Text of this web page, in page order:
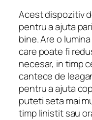
Acest dispozitiv
pentru a ajuta
bine. Are o
care poate fi
necesar, in timp
cantece de
pentru a ajuta
puteti seta mai
timp linistit sau